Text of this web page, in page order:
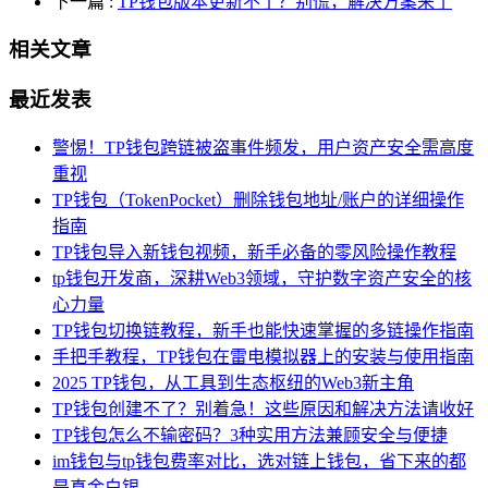
相关文章
最近发表
警惕！TP钱包跨链被盗事件频发，用户资产安全需高度
重视
TP钱包（TokenPocket）删除钱包地址/账户的详细操作
指南
TP钱包导入新钱包视频，新手必备的零风险操作教程
tp钱包开发商，深耕Web3领域，守护数字资产安全的核
心力量
TP钱包切换链教程，新手也能快速掌握的多链操作指南
手把手教程，TP钱包在雷电模拟器上的安装与使用指南
2025 TP钱包，从工具到生态枢纽的Web3新主角
TP钱包创建不了？别着急！这些原因和解决方法请收好
TP钱包怎么不输密码？3种实用方法兼顾安全与便捷
im钱包与tp钱包费率对比，选对链上钱包，省下来的都